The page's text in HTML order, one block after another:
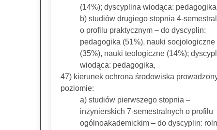
(14%); dyscyplina wiodąca:
b) studiów drugiego stopnia 4-
o profilu praktycznym – do dyscyplin:
pedagogika (51%), nauki socjologiczne
(35%), nauki teologiczne (14%);
wiodąca: pedagogika,
47) kierunek ochrona środowiska
poziomie:
a) studiów pierwszego stopnia –
inżynierskich 7-semestralnych o profilu
ogólnoakademickim – do dyscyplin: